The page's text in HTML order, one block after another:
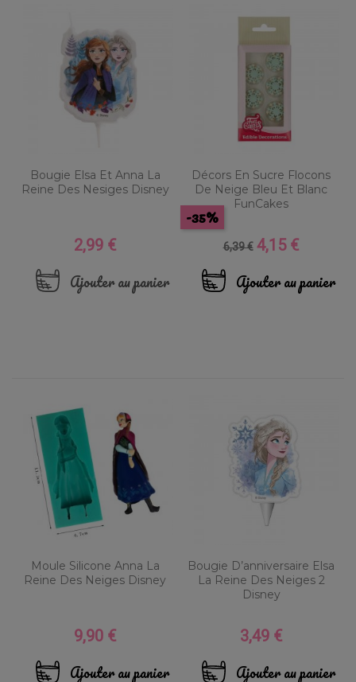
Bougie Elsa Et Anna La
Reine Des Nesiges Disney
Prix
2,99 €
Ajouter au panier
Décors En Sucre Flocons
De Neige Bleu Et Blanc
FunCakes
Prix
base
6,39 €
-35%
Prix
4,15 €
Ajouter au panier
Moule Silicone Anna La
Reine Des Neiges Disney
Prix
9,90 €
Ajouter au panier
Bougie D’anniversaire Elsa
La Reine Des Neiges 2
Disney
Prix
3,49 €
Ajouter au panier